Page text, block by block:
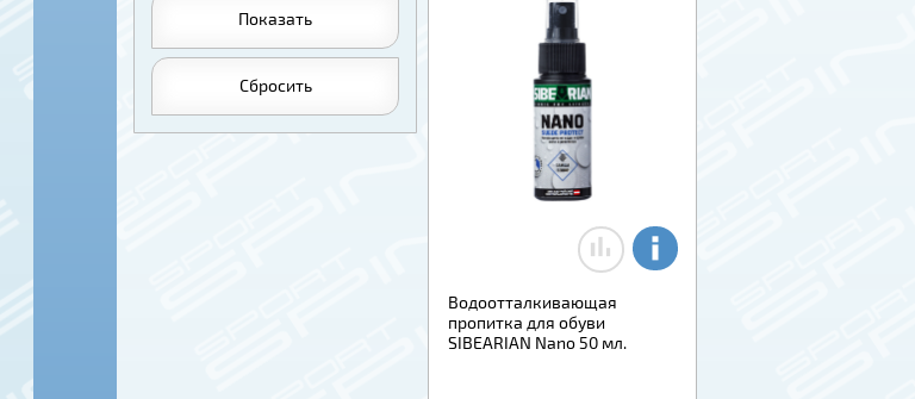
Показать
Сбросить
Водоотталкивающая
пропитка для обуви
SIBEARIAN Nano 50 мл.